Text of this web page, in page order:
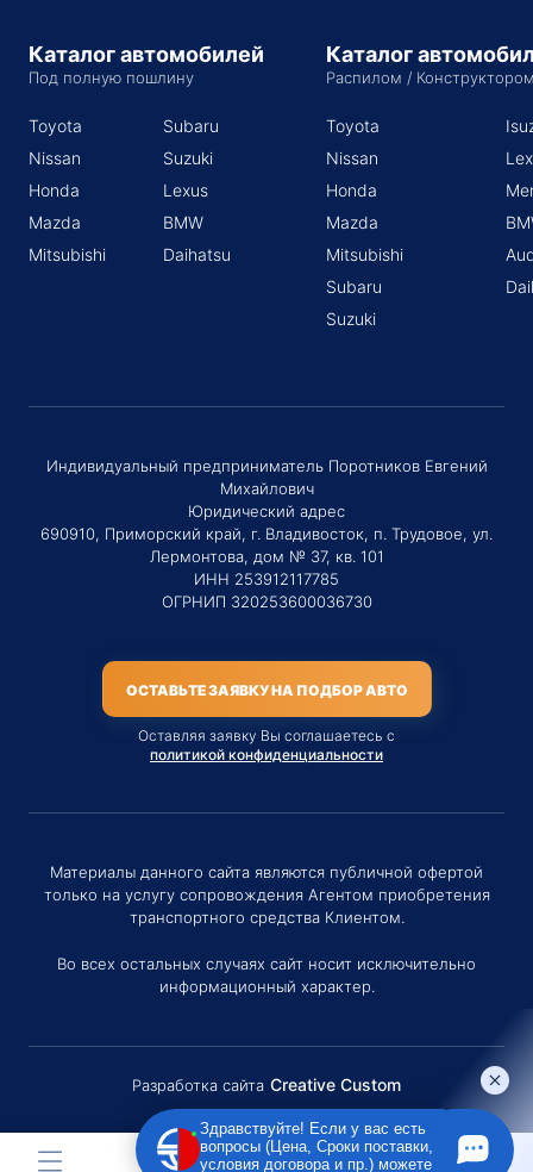
Каталог автомобилей
Под полную пошлину
Toyota
Nissan
Honda
Mazda
Mitsubishi
Subaru
Suzuki
Lexus
BMW
Daihatsu
Каталог
Распилом /
Toyota
Nissan
Honda
Mazda
Mitsubishi
Subaru
Suzuki
Индивидуальный предприниматель Поротников Евгений
Михайлович
Юридический адрес
690910, Приморский край, г. Владивосток, п. Трудовое, ул.
Лермонтова, дом № 37, кв. 101
ИНН 253912117785
ОГРНИП 320253600036730
ОСТАВЬТЕ ЗАЯВКУ НА ПОДБОР АВТО
Оставляя заявку Вы соглашаетесь с
политикой конфиденциальности
Материалы данного сайта являются публичной офертой
только на услугу сопровождения Агентом приобретения
транспортного средства Клиентом.
Во всех остальных случаях сайт носит исключительно
информационный характер.
Разработка сайта Creative Custom
Здравствуйте! Если у вас есть
вопросы (Цена, Сроки поставки,
условия договора и пр.) можете